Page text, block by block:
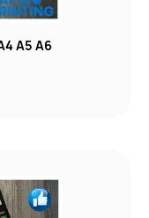
A5 A6